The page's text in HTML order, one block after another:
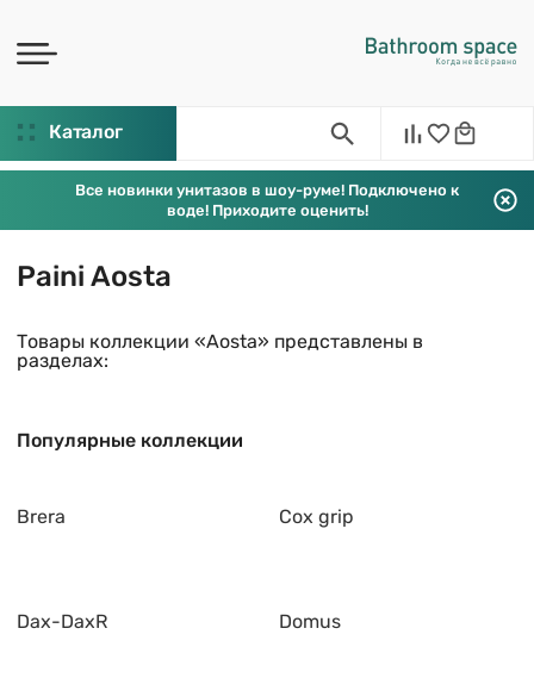
Каталог
Все новинки унитазов в шоу-руме! Подключено к
воде! Приходите оценить!
Paini Aosta
Товары коллекции «Aosta» представлены в
разделах:
Популярные коллекции
Brera Cox grip
Dax-DaxR Domus